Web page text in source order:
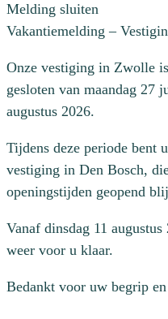
Melding sluiten
Vakantiemelding –
Onze vestiging in Zwolle
gesloten van maandag 27
augustus 2026.
Tijdens deze periode bent
vestiging in Den Bosch,
openingstijden geopend
Vanaf dinsdag 11
weer voor u klaar.
Bedankt voor uw begrip